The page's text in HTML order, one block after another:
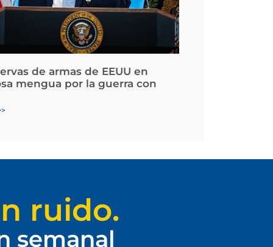
de armas de EEUU en
mengua por la guerra con
ruido.
semanal